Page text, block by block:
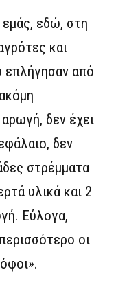
εμάς, εδώ, στη
και
από
δεν έχει
δεν
στρέμματα
υλικά και 2
Εύλογα,
οι